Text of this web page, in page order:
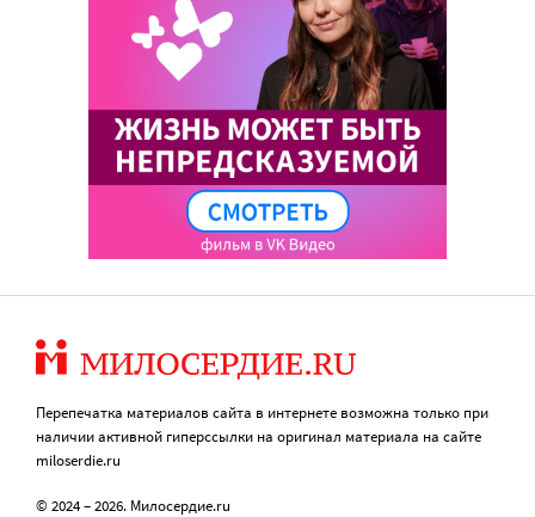
Перепечатка материалов сайта в интернете возможна только при
наличии активной гиперссылки на оригинал материала на сайте
miloserdie.ru
© 2024 – 2026. Милосердие.ru